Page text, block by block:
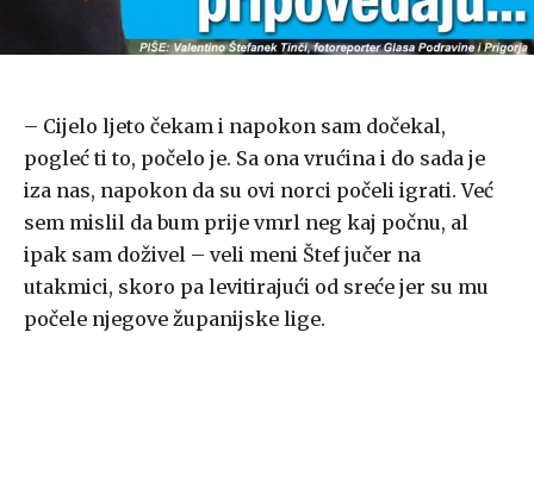
– Cijelo ljeto čekam i napokon sam dočekal,
pogleć ti to, počelo je. Sa ona vrućina i do sada je
iza nas, napokon da su ovi norci počeli igrati. Već
sem mislil da bum prije vmrl neg kaj počnu, al
ipak sam doživel – veli meni Štef jučer na
utakmici, skoro pa levitirajući od sreće jer su mu
počele njegove županijske lige.